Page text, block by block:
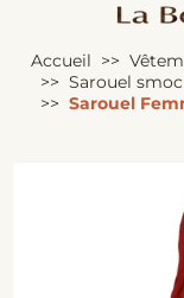
Accueil
Sarouel
Sarouel